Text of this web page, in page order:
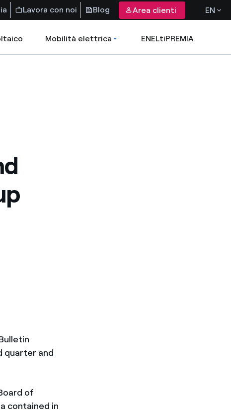
Lavora con noi Blog Area clienti EN
Mobilità elettrica ENELtiPREMIA
quarter and
of
contained in